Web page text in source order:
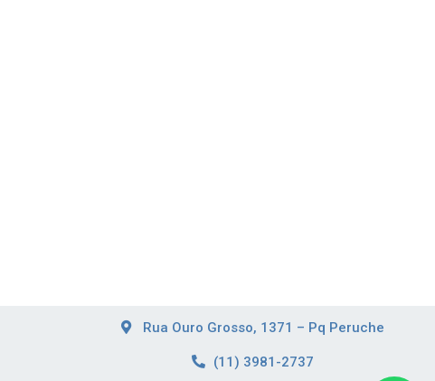
Rua Ouro Grosso, 1371 – Pq Peruche
(11) 3981-2737